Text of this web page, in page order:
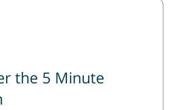
the 5 Minute